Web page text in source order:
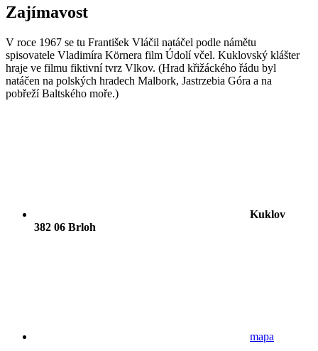
Zajímavost
V roce 1967 se tu František Vláčil natáčel podle námětu
spisovatele Vladimíra Körnera film Údolí včel. Kuklovský klášter
hraje ve filmu fiktivní tvrz Vlkov. (Hrad křižáckého řádu byl
natáčen na polských hradech Malbork, Jastrzebia Góra a na
pobřeží Baltského moře.)
Kuklov
382 06 Brloh
mapa